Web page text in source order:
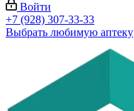
Войти
+7 (928) 307-33-33
Выбрать любимую аптеку